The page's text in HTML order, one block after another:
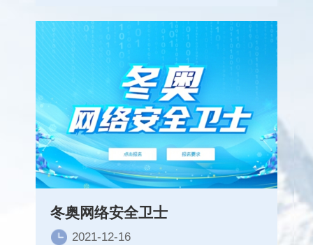
冬奥网络安全卫士
2021-12-16